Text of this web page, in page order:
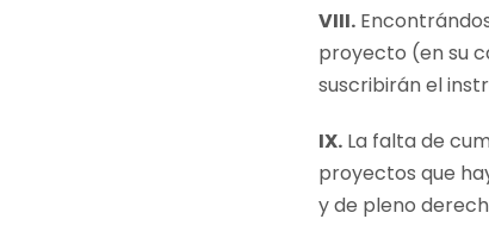
VIII.
proyecto (en su
suscribirán el
IX. La falta de
proyectos que
y de pleno